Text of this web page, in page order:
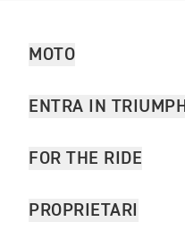
MOTO
ENTRA IN TRIUMPH
FOR THE RIDE
PROPRIETARI